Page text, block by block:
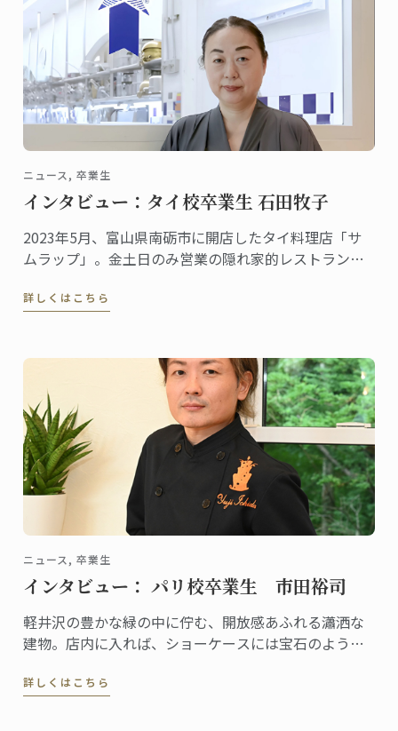
ニュース, 卒業生
インタビュー：タイ校卒業生 石田牧子
2023年5月、富山県南砺市に開店したタイ料理店「サ
ムラップ」。金土日のみ営業の隠れ家的レストランに
既に評判、地元客はもちろん、遠くから足を延ばす人
詳しくはこちら
ニュース, 卒業生
インタビュー： パリ校卒業生 市田裕司
軽井沢の豊かな緑の中に佇む、開放感あふれる瀟洒な
建物。店内に入れば、ショーケースには宝石のように
誘います。
詳しくはこちら